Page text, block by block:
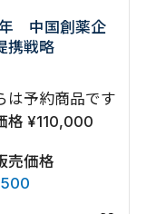
中国創薬企
携戦略
は予約商品です
格 ¥110,000
売価格